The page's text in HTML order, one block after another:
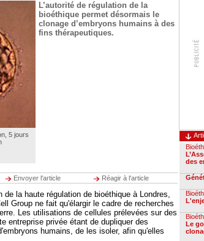
5 jours
L’autorité de régulation de la
bioéthique permet désormais le
clonage d’embryons humains à des
fins thérapeutiques.
Envoyer l'article Réagir à l'article
de la haute régulation de bioéthique à Londres,
Group ne fait qu'élargir le cadre de recherches
Les utilisations de cellules prélevées sur des
entreprise privée étant de dupliquer des
humains, de les isoler, afin qu'elles
des
Le